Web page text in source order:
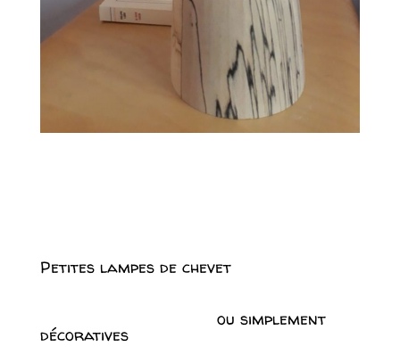
Petites lampes de chevet
ou simplement
décoratives